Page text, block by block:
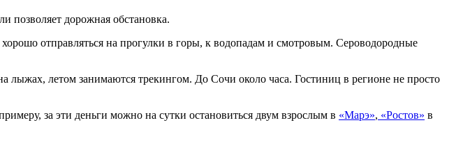
позволяет дорожная обстановка.
отправляться на прогулки в горы, к водопадам и смотровым. Сероводородные
лыжах, летом занимаются трекингом. До Сочи около часа. Гостиниц в регионе не просто
за эти деньги можно на сутки остановиться двум взрослым в «Марэ», «Ростов» в